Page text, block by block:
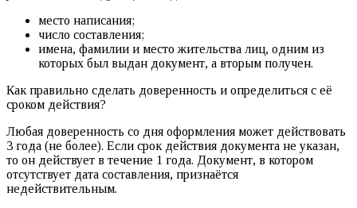
место написания;
число составления;
имена, фамилии и место жительства лиц, одним из
которых был выдан документ, а вторым получен.
Как правильно сделать доверенность и определиться с её
сроком действия?
Любая доверенность со дня оформления может действовать
3 года (не более). Если срок действия документа не указан,
то он действует в течение 1 года. Документ, в котором
отсутствует дата составления, признаётся
недействительным.